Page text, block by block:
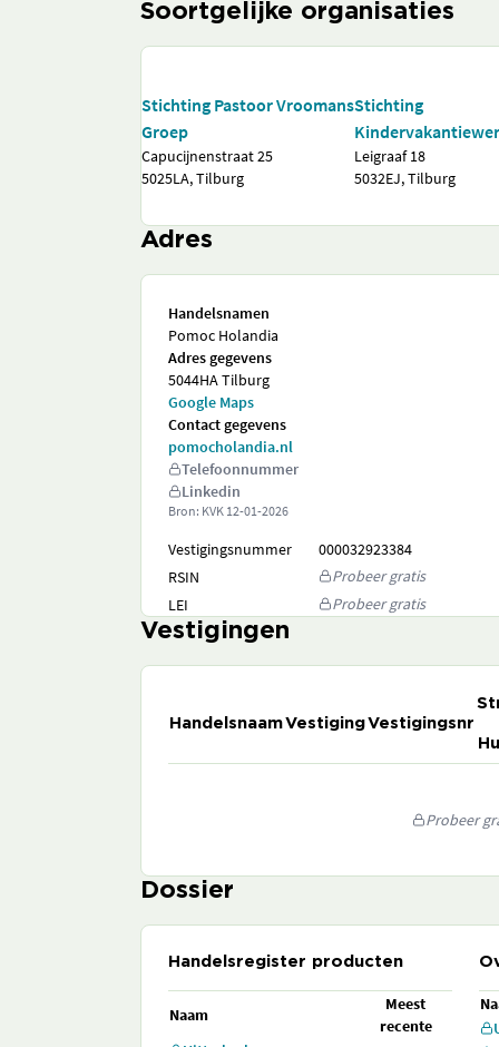
Soortgelijke organisaties
Stichting Pastoor Vroomans
Groep
Capucijnenstraat 25
5025LA, Tilburg
Stichting
Leigraaf 18
5032EJ, Tilburg
Adres
Handelsnamen
Pomoc Holandia
Adres gegevens
5044HA Tilburg
Google Maps
Contact gegevens
pomocholandia.nl
Telefoonnummer
Linkedin
Bron: KVK 12-01-2026
Vestigingsnummer
000032923384
RSIN
Probeer gratis
LEI
Probeer gratis
Vestigingen
HandelsnaamVestigingVestigingsnr
Probeer
Dossier
Handelsregister producten
Naam
Meest
recente